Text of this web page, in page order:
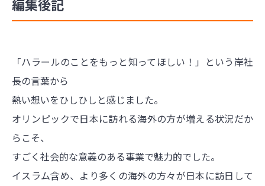
編集後記
「ハラールのことをもっと知ってほしい！」という岸社
長の言葉から
熱い想いをひしひしと感じました。
オリンピックで日本に訪れる海外の方が増える状況だか
らこそ、
すごく社会的な意義のある事業で魅力的でした。
イスラム含め、より多くの海外の方々が日本に訪日して